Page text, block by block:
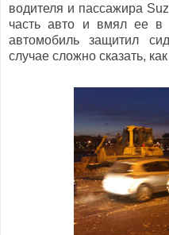
водителя и пассажира
часть авто и вмял ее в
автомобиль защитил
случае сложно сказать,